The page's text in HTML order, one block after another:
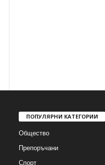
ПОПУЛЯРНИ КАТЕГОРИИ
Общество
Препоръчани
Спорт